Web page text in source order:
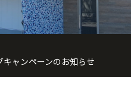
キャンペーンのお知らせ